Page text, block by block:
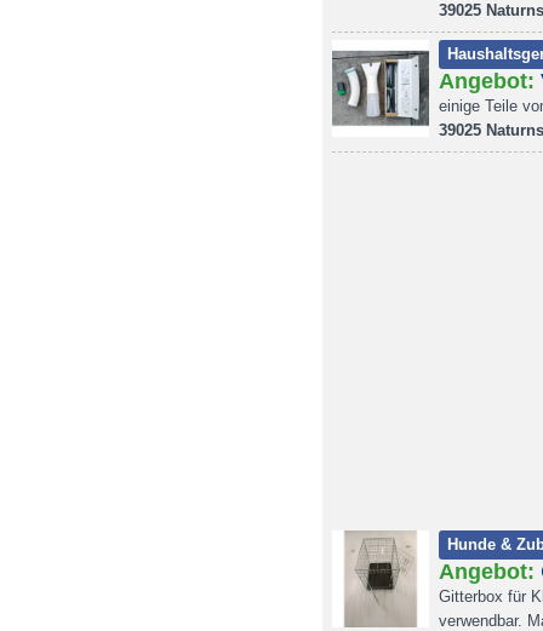
39025 Naturns
Angebot:
einige Teile
39025 Naturns
Hunde &
Angebot:
Gitterbox für
verwendbar.